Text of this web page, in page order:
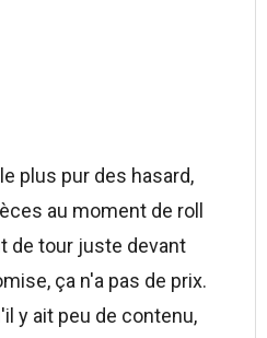
plus pur des hasard,
au moment de roll
de tour juste devant
ça n'a pas de prix.
y ait peu de contenu,